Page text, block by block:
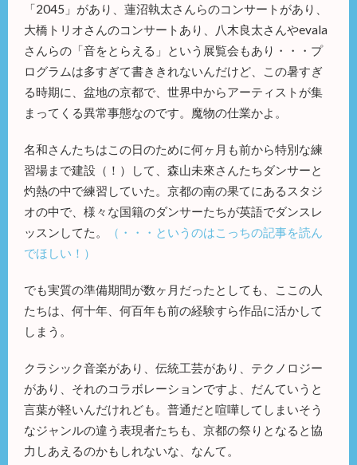
「2045」があり、蓮沼執太さんらのコンサートがあり、
大橋トリオさんのコンサートあり、八木良太さんやevala
さんらの「音をとらえる」という展覧会もあり・・・プ
ログラムは多すぎて書ききれないんだけど、この暑すぎ
る時期に、盆地の京都で、世界中からアーティストが集
まってくる異常事態なのです。魔物の仕業かよ。
名和さんたちはこの日のために何ヶ月も前から特別な練
習場まで建設（！）して、森山未來さんたちダンサーと
灼熱の中で練習していた。京都の南の果てにあるスタジ
オの中で、様々な国籍のダンサーたちが英語でダンスレ
ッスンしてた。
（・・・というのはこっちの記事を読ん
でほしい！）
でも実質の準備期間が数ヶ月だったとしても、ここの人
たちは、何十年、何百年も前の経験すら作品に活かして
しまう。
クラシック音楽があり、伝統工芸があり、テクノロジー
があり、それのコラボレーションですよ、だんていうと
言葉が軽いんだけれども。普通だと喧嘩してしまいそう
なジャンルの違う表現者たちも、京都の祭りとなると協
力しあえるのかもしれないな、なんて。